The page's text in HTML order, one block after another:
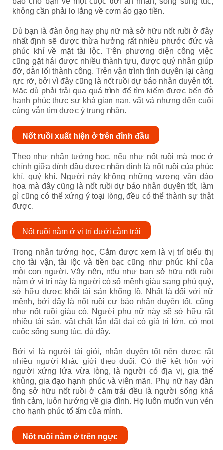
không cần phải lo lắng về cơm áo gạo tiền.
Dù bạn là đàn ông hay phụ nữ mà sở hữu nốt ruồi ở đây
nhất định sẽ được thừa hưởng rất nhiều phước đức và
phúc khí về mặt tài lộc. Trên phương diện công việc
cũng gặt hái được nhiều thành tựu, được quý nhân giúp
đỡ, dẫn lối thành công. Trên vận trình tình duyên lại càng
rực rỡ, bởi vì đây cũng là nốt ruồi dự báo nhân duyên tốt.
Mặc dù phải trải qua quá trình để tìm kiếm được bến đỗ
hạnh phúc thực sự khá gian nan, vất vả nhưng đến cuối
cùng vẫn tìm được ý trung nhân.
Nốt ruồi xuất hiện ở trên đỉnh đầu
Theo như nhân tướng học, nếu như nốt ruồi mà mọc ở
chính giữa đỉnh đầu được nhận định là nốt ruồi của phúc
khí, quý khí. Người này không những vượng vận đào
hoa mà đây cũng là nốt ruồi dự báo nhân duyên tốt, làm
gì cũng có thể xứng ý toại lòng, đều có thể thành sự thật
được.
Nốt ruồi nằm ở vị trí dưới cằm trái
Trong nhân tướng học, Cằm được xem là vị trí biểu thị
cho tài vận, tài lộc và tiền bạc cũng như phúc khí của
mỗi con người. Vậy nên, nếu như bạn sở hữu nốt ruồi
nằm ở vị trí này là người có số mệnh giàu sang phú quý,
sở hữu được khối tài sản khổng lồ. Nhất là đối với nữ
mệnh, bởi đây là nốt ruồi dự báo nhân duyên tốt, cũng
như nốt ruồi giàu có. Người phụ nữ này sẽ sở hữu rất
nhiều tài sản, vật chất lẫn đất đai có giá trị lớn, có mọt
cuộc sống sung túc, đủ đầy.
Bởi vì là người tài giỏi, nhân duyên tốt nên được rất
nhiều người khác giới theo đuổi. Có thể kết hôn với
người xứng lứa vừa lòng, là người có địa vị, gia thế
khủng, gia đạo hạnh phúc và viên mãn. Phụ nữ hay đàn
ông sở hữu nốt ruồi ở cằm trái đều là người sống khá
tình cảm, luôn hướng về gia đình. Họ luôn muốn vun vén
cho hạnh phúc tổ ấm của mình.
Nốt ruồi nằm ở trên ngực